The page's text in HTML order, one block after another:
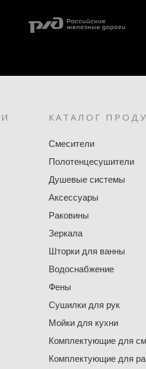
КАТАЛОГ
Смесители
Полотенцесушители
Душевые системы
Аксессуары
Раковины
Зеркала
Шторки для ванны
Водоснабжение
Фены
Сушилки для рук
Мойки для кухни
Комплектующие для
Комплектующие для